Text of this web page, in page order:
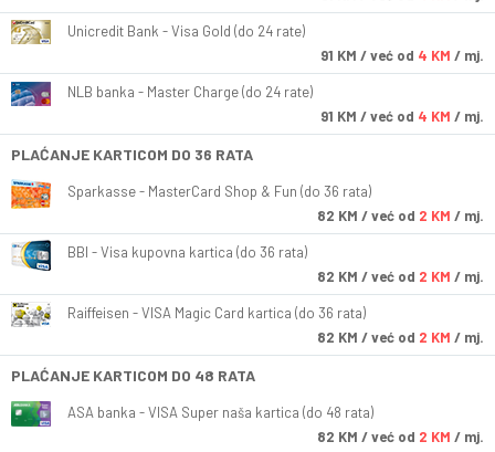
Unicredit Bank - Visa Gold (do 24 rate)
91 KM / već od 4 KM / mj.
NLB banka - Master Charge (do 24 rate)
91 KM / već od 4 KM / mj.
PLAĆANJE KARTICOM DO 36 RATA
Sparkasse - MasterCard Shop & Fun (do 36 rata)
82 KM / već od 2 KM / mj.
BBI - Visa kupovna kartica (do 36 rata)
82 KM / već od 2 KM / mj.
Raiffeisen - VISA Magic Card kartica (do 36 rata)
82 KM / već od 2 KM / mj.
PLAĆANJE KARTICOM DO 48 RATA
ASA banka - VISA Super naša kartica (do 48 rata)
82 KM / već od 2 KM / mj.